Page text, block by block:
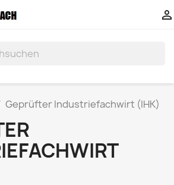

Geprüfter Industriefachwirt (IHK)